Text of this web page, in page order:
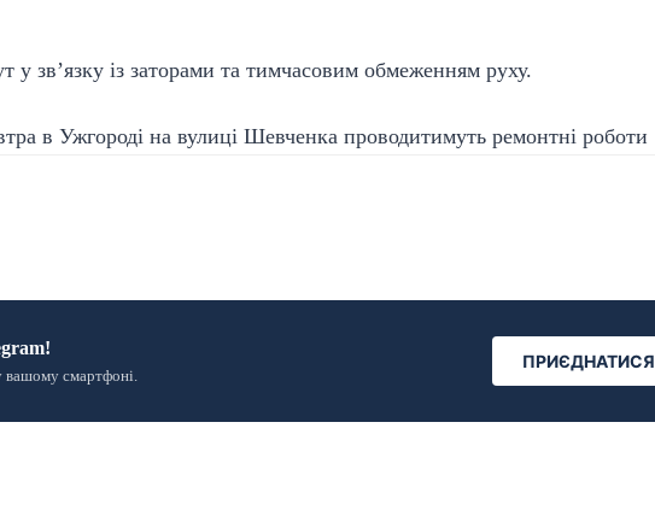
у зв’язку із заторами та тимчасовим обмеженням руху.
вашому смартфоні.
ПРИЄДНАТИСЯ